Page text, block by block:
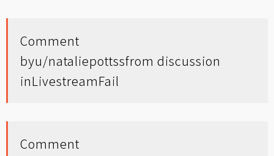
Comment
byu/nataliepottssfrom discussion
inLivestreamFail
Comment